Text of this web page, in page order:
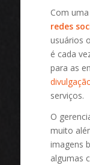
Com
redes
usuários
é cada
para as
serviços.
O
muito
imagens
algumas